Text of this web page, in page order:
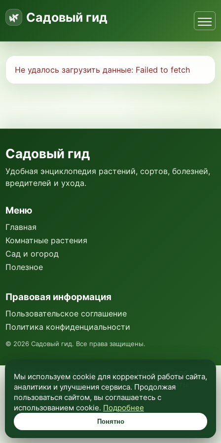
Садовый гид
Не удалось загрузить данные: Failed to fetch
Мы используем куки и Яндекс Метрику для
анализа посещаемости и улучшения работы
сайта. Подробнее —в политике
конфиденциальности.
Понятно
Садовый гид
Удобная энциклопедия растений, сортов, болезней,
вредителей и ухода.
Меню
Главная
Комнатные растения
Сад и огород
Полезное
Правовая информация
Пользовательское соглашение
Политика конфиденциальности
© 2026 Садовый гид. Все права защищены.
Мы используем cookie для корректной работы сайта,
аналитики и улучшения сервиса. Продолжая
пользоваться сайтом, вы соглашаетесь с
использованием cookie. Подробнее
Понятно